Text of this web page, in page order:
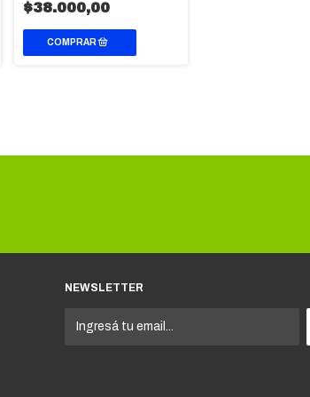
$38.000,00
NEWSLETTER